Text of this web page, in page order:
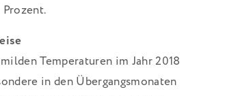
Temperaturen im Jahr 2018
in den Übergangsmonaten